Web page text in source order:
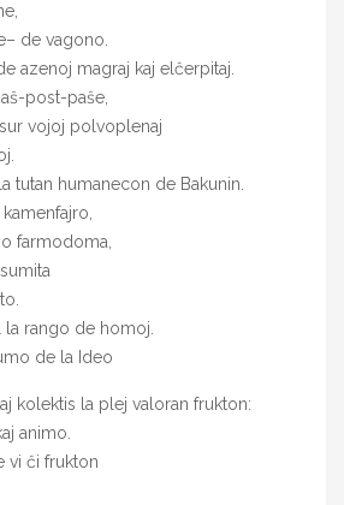
de vagono.
azenoj magraj kaj elĉerpitaj.
post-paŝe,
vojoj polvoplenaj
tutan humanecon de Bakunin.
farmodoma,
la rango de homoj.
de la Ideo
kolektis la plej valoran frukton:
animo.
vi ĉi frukton